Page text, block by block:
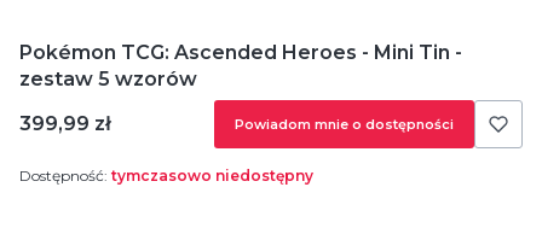
Pokémon TCG: Ascended Heroes - Mini Tin -
zestaw 5 wzorów
Cena
399,99 zł Powiadom mnie o dostępności
Dostępność: tymczasowo niedostępny